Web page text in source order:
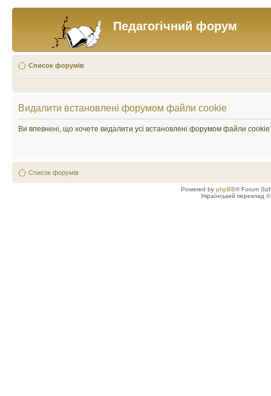
Педагогічний форум
Список форумів
Видалити встановлені форумом файли cookie
Ви впевнені, що хочете видалити усі встановлені форумом файли
Список форумів
Powered by phpBB® Forum
Український переклад